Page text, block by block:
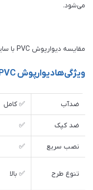
می‌شود.
مقایسه دیوارپوش PVC با سایر متریال‌ها
ویژگی‌هادیوارپوش PVCکاشی رنگ پلاستیکی چوب
ضدآب ✅ کامل
ضد کپک ✅
نصب سریع ✅
تنوع طرح ✅ بالا